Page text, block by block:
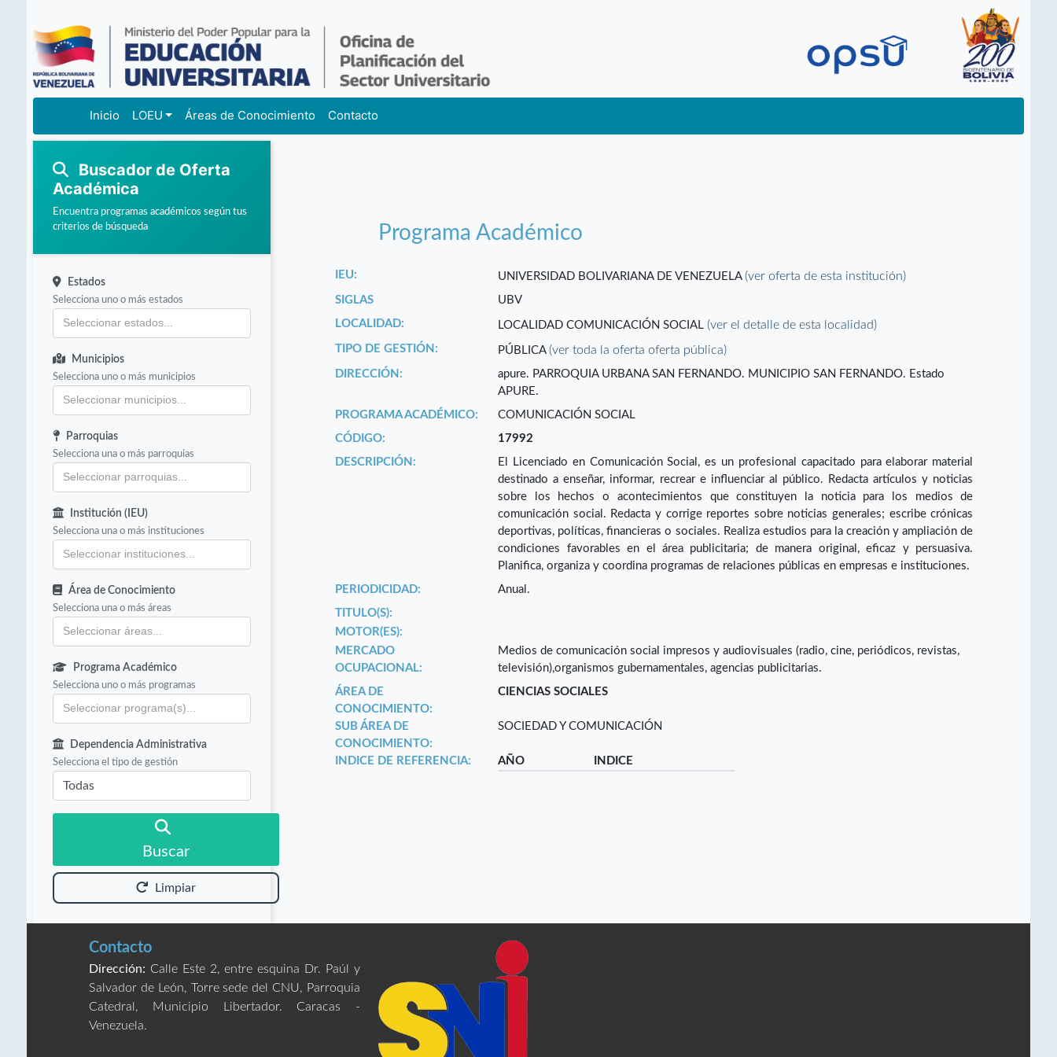
Inicio LOEU Áreas de Conocimiento Contacto
Buscador de Oferta
Académica
Encuentra programas académicos según tus
criterios de búsqueda
Estados
Selecciona uno o más estados
Municipios
Selecciona uno o más municipios
Parroquias
Selecciona una o más parroquias
Institución (IEU)
Selecciona una o más instituciones
Área de Conocimiento
Selecciona una o más áreas
Programa Académico
Selecciona uno o más programas
Dependencia Administrativa
Selecciona el tipo de gestión
Buscar
Limpiar
Programa Académico
IEU: UNIVERSIDAD BOLIVARIANA DE VENEZUELA(ver oferta de esta institución)
SIGLAS
UBV
LOCALIDAD:
LOCALIDAD COMUNICACIÓN SOCIAL(ver el detalle de esta localidad)
TIPO DE GESTIÓN: PÚBLICA(ver toda la oferta oferta pública)
DIRECCIÓN:
apure. PARROQUIA URBANA SAN FERNANDO. MUNICIPIO SAN FERNANDO. Estado
APURE.
PROGRAMA ACADÉMICO:
COMUNICACIÓN SOCIAL
CÓDIGO:
17992
DESCRIPCIÓN:
El Licenciado en Comunicación Social, es un profesional capacitado para elaborar material
destinado a enseñar, informar, recrear e influenciar al público. Redacta artículos y noticias
sobre los hechos o acontecimientos que constituyen la noticia para los medios de
comunicación social. Redacta y corrige reportes sobre noticias generales; escribe crónicas
deportivas, políticas, financieras o sociales. Realiza estudios para la creación y ampliación de
condiciones favorables en el área publicitaria; de manera original, eficaz y persuasiva.
Planifica, organiza y coordina programas de relaciones públicas en empresas e instituciones.
PERIODICIDAD:
Anual.
TITULO(S):
MOTOR(ES):
MERCADO
OCUPACIONAL:
Medios de comunicación social impresos y audiovisuales (radio, cine, periódicos, revistas,
televisión),organismos gubernamentales, agencias publicitarias.
ÁREA DE
CONOCIMIENTO:
CIENCIAS SOCIALES
SUB ÁREA DE
CONOCIMIENTO:
SOCIEDAD Y COMUNICACIÓN
INDICE DE REFERENCIA: AÑO INDICE
Contacto
Dirección: Calle Este 2, entre esquina Dr. Paúl y
Salvador de León, Torre sede del CNU, Parroquia
Catedral, Municipio Libertador. Caracas -
Venezuela.